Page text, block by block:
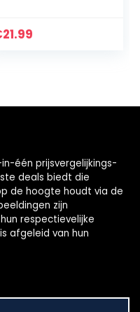
Groene
21.99
één prijsvergelijkings-
deals biedt die
de hoogte houdt via de
zijn
respectievelijke
afgeleid van hun